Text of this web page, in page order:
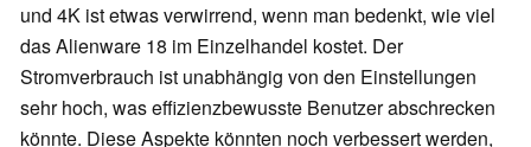
und 4K ist etwas verwirrend, wenn man bedenkt, wie viel
das Alienware 18 im Einzelhandel kostet. Der
Stromverbrauch ist unabhängig von den Einstellungen
sehr hoch, was effizienzbewusste Benutzer abschrecken
könnte. Diese Aspekte könnten noch verbessert werden,